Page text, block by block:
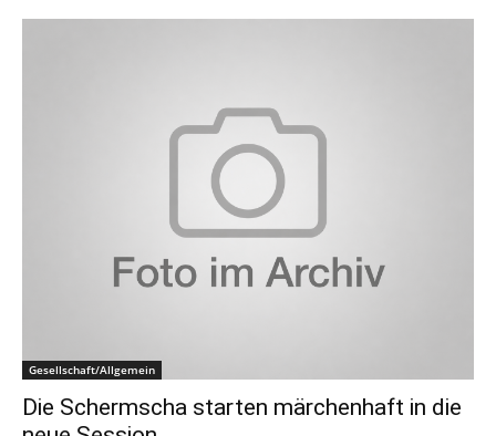
Gesellschaft/Allgemein
Die Schermscha starten märchenhaft in die